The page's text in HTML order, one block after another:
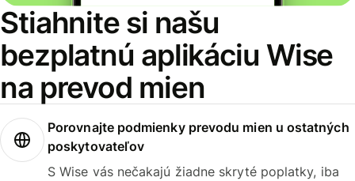
Stiahnite si našu
bezplatnú aplikáciu Wise
na prevod mien
Porovnajte podmienky prevodu mien u ostatných
poskytovateľov
S Wise vás nečakajú žiadne skryté poplatky, iba